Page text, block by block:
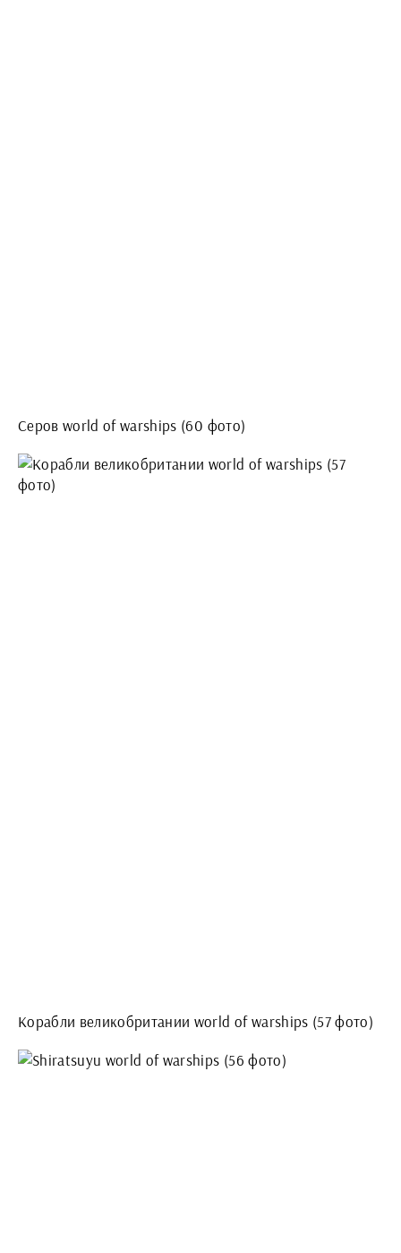
Серов world of warships (60 фото)
Корабли великобритании world of warships (57 фото)